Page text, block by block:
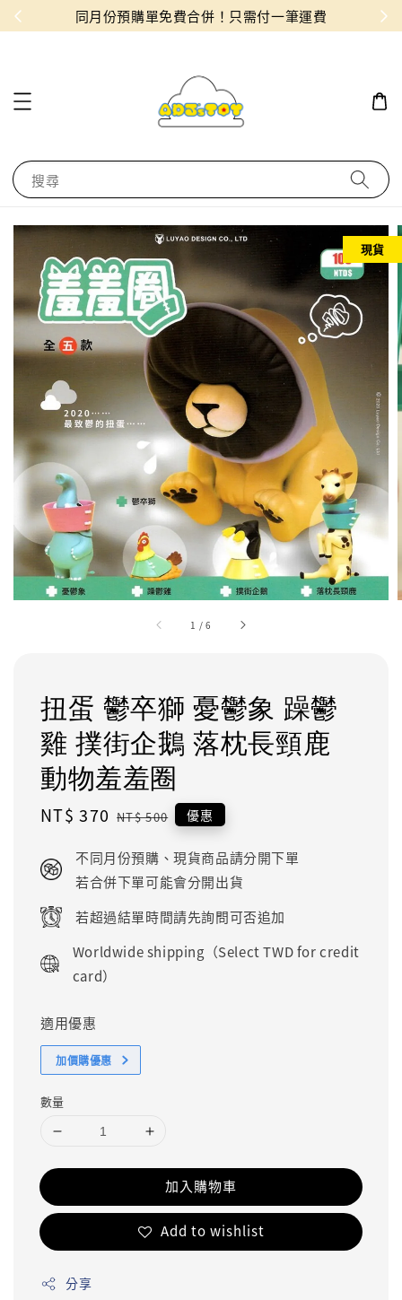
！ 同月份預購單免費合併！只需付一筆運費
搜尋
1 /6
現貨
扭蛋 鬱卒獅 憂鬱象 躁鬱
雞 撲街企鵝 落枕長頸鹿
動物羞羞圈
Sale
NT$ 370 Regular
NT$ 500 優惠
不同月份預購、現貨商品請分開下單
若合併下單可能會分開出貨
若超過結單時間請先詢問可否追加
Worldwide shipping（Select TWD for credit
card）
適用優惠
加價購優惠
數量
加入購物車
Add to wishlist
分享